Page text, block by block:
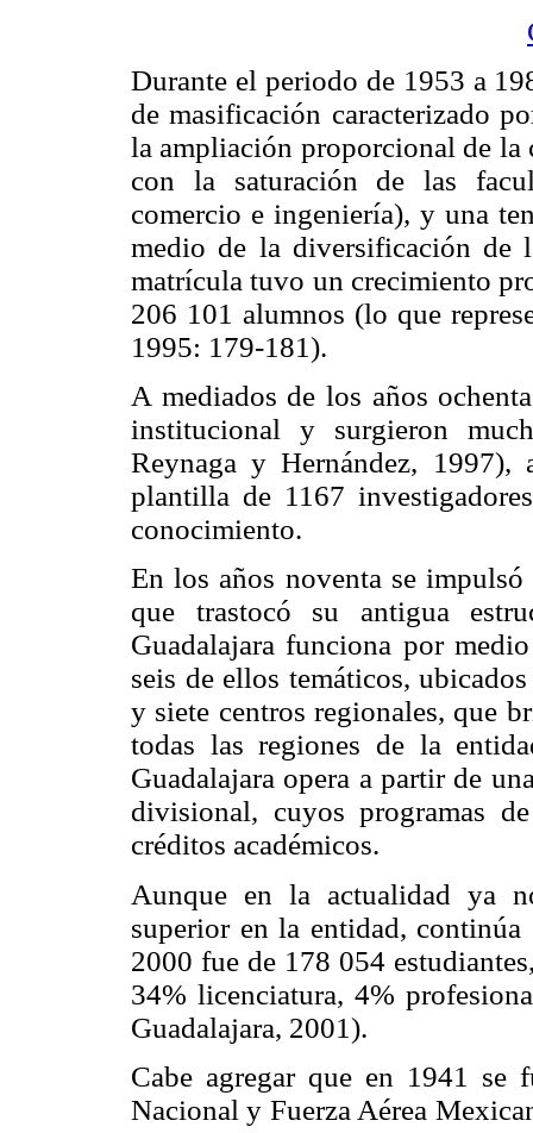
Durante el periodo de 1953 a
de masificación caracterizado
la ampliación proporcional de la
con la saturación de las
comercio e ingeniería), y una
medio de la diversificación de
matrícula tuvo un crecimiento
206 101 alumnos (lo que
1995: 179-181).
A mediados de los años
institucional y surgieron
Reynaga y Hernández,
plantilla de 1167
conocimiento.
En los años noventa se
que trastocó su antigua
Guadalajara funciona por
seis de ellos temáticos,
y siete centros regionales, que
todas las regiones de la
Guadalajara opera a partir de
divisional, cuyos programas
créditos académicos.
Aunque en la actualidad ya
superior en la entidad,
2000 fue de 178 054
34% licenciatura, 4%
Guadalajara, 2001).
Cabe agregar que en 1941
Nacional y Fuerza Aérea